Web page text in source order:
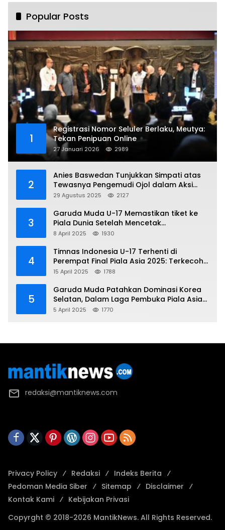
Popular Posts
1
Registrasi Nomor Seluler Berlaku, Meutya:
Tekan Penipuan Online
27 Januari 2026 2989
2
Anies Baswedan Tunjukkan Simpati atas
Tewasnya Pengemudi Ojol dalam Aksi
Demo
29 Agustus 2025 2127
3
Garuda Muda U-17 Memastikan tiket ke
Piala Dunia Setelah Mencetak
Kemenangan Gemilang atas Yaman 4-1 di
8 April 2025 1930
4
Timnas Indonesia U-17 Terhenti di
Perempat Final Piala Asia 2025: Terkecoh
Korea Utara
15 April 2025 1788
5
Garuda Muda Patahkan Dominasi Korea
Selatan, Dalam Laga Pembuka Piala Asia
2025 U-17
5 April 2025 1770
redaksi@mantiknews.com
Privacy Policy Redaksi
Indeks Berita
Pedoman Media Siber
Sitemap
Disclaimer
Kontak Kami
Kebijakan Privasi
Copyrght © 2018-2026 MantikNews. All Rights Reserved.